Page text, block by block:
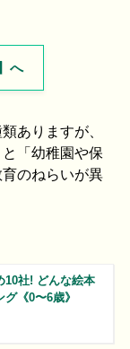
へ
ありますが、
「幼稚園や保
のねらいが異
10社! どんな絵本
《0〜6歳》